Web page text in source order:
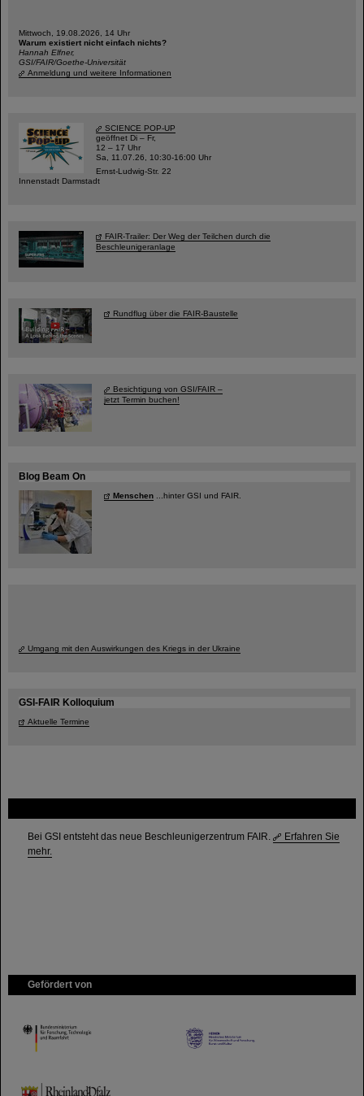
Bei GSI entsteht das neue Beschleunigerzentrum FAIR.
Erfahren Sie
mehr.
Gefördert von
HMWK
TMWWDG
Mittwoch, 19.08.2026, 14 Uhr
Warum existiert nicht einfach nichts?
Hannah Elfner,
GSI/FAIR/Goethe-Universität
Anmeldung und weitere Informationen
SCIENCE POP-UP
geöffnet Di – Fr,
12 – 17 Uhr
Sa, 11.07.26, 10:30-16:00 Uhr
Ernst-Ludwig-Str. 22
Innenstadt Darmstadt
FAIR-Trailer: Der Weg der Teilchen durch die
Beschleunigeranlage
Rundflug über die FAIR-Baustelle
Besichtigung von GSI/FAIR –
jetzt Termin buchen!
Blog Beam On
Menschen ...hinter GSI und FAIR.
Umgang mit den Auswirkungen des Kriegs in der Ukraine
GSI-FAIR Kolloquium
Aktuelle Termine